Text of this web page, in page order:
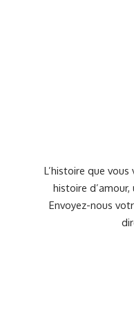
L’histoire que
histoire
Envoyez-nous